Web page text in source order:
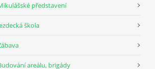
představení
škola
areálu, brigády